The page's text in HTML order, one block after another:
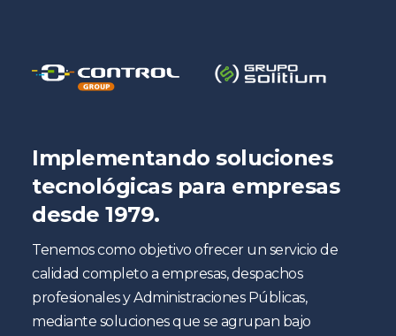
Implementando soluciones
tecnológicas para empresas
desde 1979.
Tenemos como objetivo ofrecer un servicio de
calidad completo a empresas, despachos
profesionales y Administraciones Públicas,
mediante soluciones que se agrupan bajo